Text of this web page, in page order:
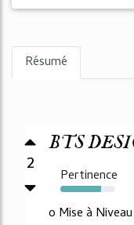
Résumé
2
BTS
Pertinence
74%
o Mise à